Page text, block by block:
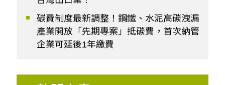
碳費制度最新調整！鋼鐵、水泥高碳洩漏
產業開放「先期專案」抵碳費，首次納管
企業可延後1年繳費